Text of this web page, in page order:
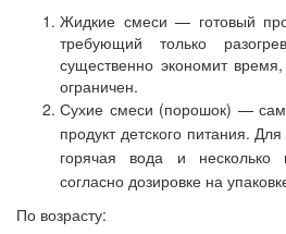
Жидкие смеси — готовый
требующий только
существенно экономит
ограничен.
Сухие смеси (порошок) —
продукт детского питания.
горячая вода и
согласно дозировке на
По возрасту: